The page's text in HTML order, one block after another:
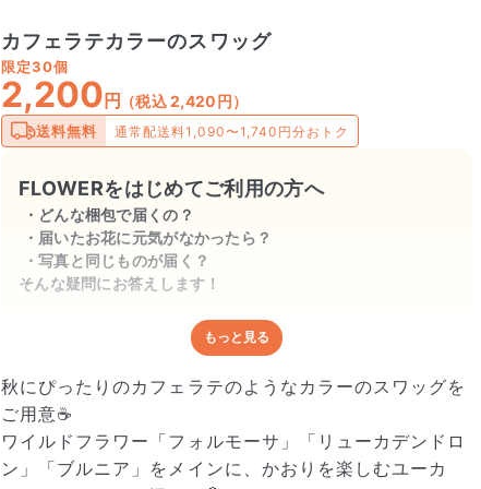
カフェラテカラーのスワッグ
限定30個
2,200 円 （税込 2,420円）
送料無料 通常配送料1,090〜1,740円分おトク
FLOWERをはじめてご利用の方へ
どんな梱包で届くの？
届いたお花に元気がなかったら？
写真と同じものが届く？
そんな疑問にお答えします！
どんな梱包で届くの？
出荷前に水揚げ（花が水を吸いやすくなる処理）を施し、専用
ボックスに丁寧に梱包してお届けしています。きゅっとまとめ
られて一見窮屈そうに見えますが、輸送中の衝撃による折れや
擦れを軽減する効果があります。
もっと見る
秋にぴったりのカフェラテのようなカラーのスワッグを
ご用意☕️
ワイルドフラワー「フォルモーサ」「リューカデンドロ
ン」「ブルニア」をメインに、かおりを楽しむユーカ